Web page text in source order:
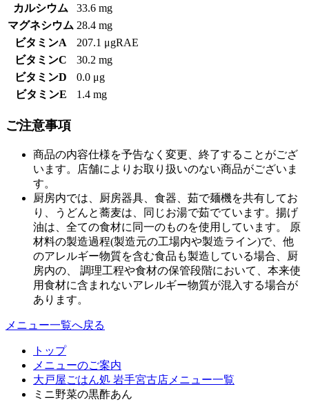
カルシウム
33.6 mg
マグネシウム 28.4 mg
ビタミンA
207.1 μgRAE
ビタミンC
30.2 mg
ビタミンD
0.0 μg
ビタミンE
1.4 mg
ご注意事項
商品の内容仕様を予告なく変更、終了することがござ
います。店舗によりお取り扱いのない商品がございま
す。
厨房内では、厨房器具、食器、茹で麺機を共有してお
り、うどんと蕎麦は、同じお湯で茹でています。揚げ
油は、全ての食材に同一のものを使用しています。 原
材料の製造過程(製造元の工場内や製造ライン)で、他
のアレルギー物質を含む食品も製造している場合、厨
房内の、 調理工程や食材の保管段階において、本来使
用食材に含まれないアレルギー物質が混入する場合が
あります。
メニュー一覧へ戻る
トップ
メニューのご案内
大戸屋ごはん処 岩手宮古店メニュー一覧
ミニ野菜の黒酢あん